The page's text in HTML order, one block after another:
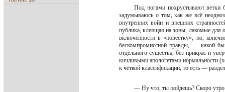
Под ногами похрустывают ветки
задумываюсь о том, как же всё
внутренних войн и внешних
публика, клеящая на зоны, лакомые для
включённости в «повестку», но,
бескомпромиссной правды, — какой бы
отдельного существа, без прикрас и
кичливыми апологетами нормальности
к чёткой классификации, то есть —
— Ну что, ты пойдешь? Скоро